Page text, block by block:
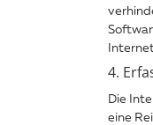
4.
Die
eine